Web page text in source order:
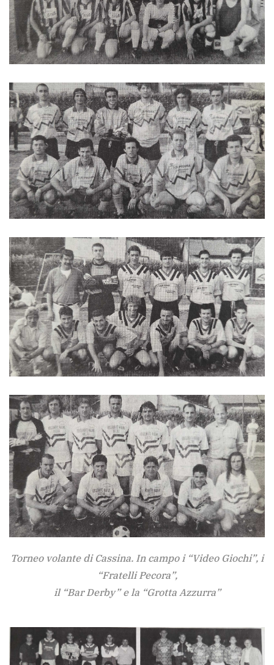
Torneo volante di Cassina. In campo i “Video Giochi”, i
“Fratelli Pecora”,
il “Bar Derby” e la “Grotta Azzurra”